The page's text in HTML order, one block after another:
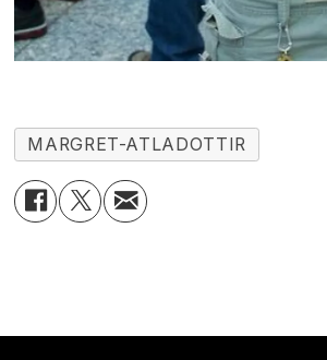
MARGRET-ATLADOTTIR